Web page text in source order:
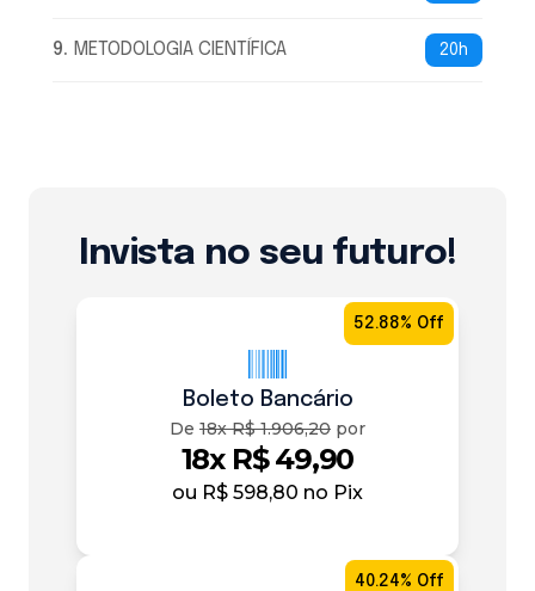
9. METODOLOGIA CIENTÍFICA 20h
Invista no seu futuro!
Boleto Bancário
De 18x R$ 1.906,20 por
18x R$ 49,90
ou R$ 598,80 no Pix
52.88% Off
40.24% Off